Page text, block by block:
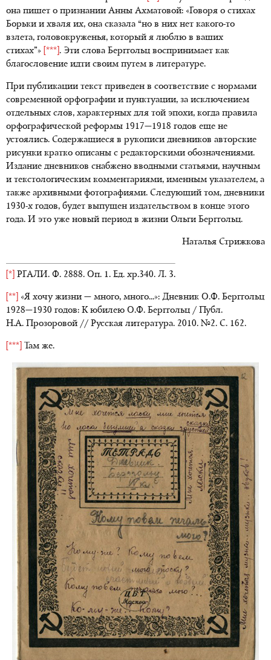
она пишет о признании Анны Ахматовой: «Говоря о стихах
Борьки и хваля их, она сказала “но в них нет какого-то
взлета, головокруженья, который я люблю в ваших
стихах”» [***] . Эти слова Берггольц воспринимает как
благословение идти своим путем в литературе.
При публикации текст приведен в соответствие с нормами
современной орфографии и пунктуации, за исключением
отдельных слов, характерных для той эпохи, когда правила
орфографической реформы 1917—1918 годов еще не
устоялись. Содержащиеся в рукописи дневников авторские
рисунки кратко описаны с редакторскими обозначениями.
Издание дневников снабжено вводными статьями, научным
и текстологическим комментариями, именным указателем, а
также архивными фотографиями. Следующий том, дневники
1930-х годов, будет выпущен издательством в конце этого
года. И это уже новый период в жизни Ольги Берггольц.
Наталья Стрижкова
[*] РГАЛИ. Ф. 2888. Оп. 1. Ед. хр.340. Л. 3.
[**] «Я хочу жизни — много, много...»: Дневник О.Ф. Берггольц
1928—1930 годов: К юбилею О.Ф. Берггольц / Публ.
Н.А. Прозоровой // Русская литература. 2010. №2. C. 162.
[***] Там же.